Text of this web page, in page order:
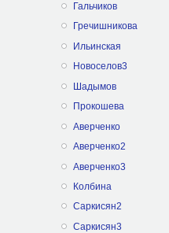
Гальчиков
Гречишникова
Ильинская
Новоселов3
Шадымов
Прокошева
Аверченко
Аверченко2
Аверченко3
Колбина
Саркисян2
Саркисян3